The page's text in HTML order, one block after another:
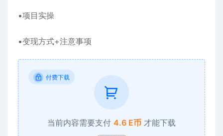
•项目实操
•变现方式+注意事项
付费下载
当前内容需要支付 4.6 E币 才能下载